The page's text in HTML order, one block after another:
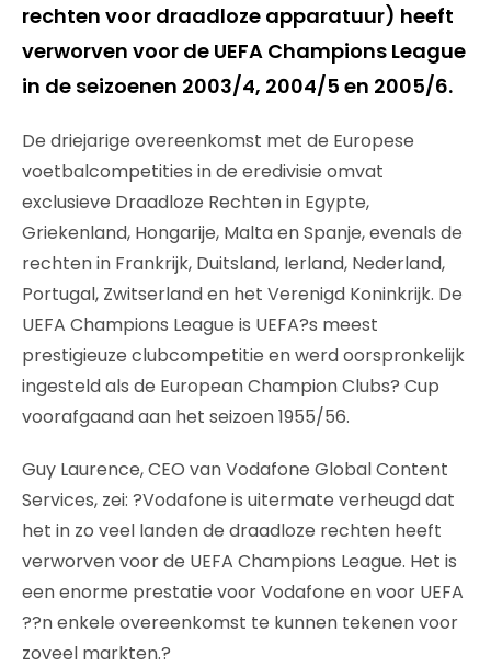
rechten voor draadloze apparatuur) heeft
verworven voor de UEFA Champions League
in de seizoenen 2003/4, 2004/5 en 2005/6.
De driejarige overeenkomst met de Europese
voetbalcompetities in de eredivisie omvat
exclusieve Draadloze Rechten in Egypte,
Griekenland, Hongarije, Malta en Spanje, evenals de
rechten in Frankrijk, Duitsland, Ierland, Nederland,
Portugal, Zwitserland en het Verenigd Koninkrijk. De
UEFA Champions League is UEFA?s meest
prestigieuze clubcompetitie en werd oorspronkelijk
ingesteld als de European Champion Clubs? Cup
voorafgaand aan het seizoen 1955/56.
Guy Laurence, CEO van Vodafone Global Content
Services, zei: ?Vodafone is uitermate verheugd dat
het in zo veel landen de draadloze rechten heeft
verworven voor de UEFA Champions League. Het is
een enorme prestatie voor Vodafone en voor UEFA
??n enkele overeenkomst te kunnen tekenen voor
zoveel markten.?